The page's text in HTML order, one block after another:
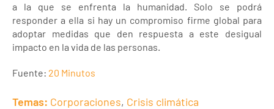
a la que se enfrenta la humanidad. Solo se podrá
responder a ella si hay un compromiso firme global para
adoptar medidas que den respuesta a este desigual
impacto en la vida de las personas.
Fuente: 20 Minutos
Temas: Corporaciones, Crisis climática